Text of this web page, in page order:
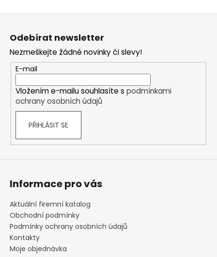
Z
Odebírat newsletter
Nezmeškejte žádné novinky či slevy!
E-mail
Vložením e-mailu souhlasíte s podmínkami
ochrany osobních údajů
PŘIHLÁSIT SE
Informace pro vás
Aktuální firemní katalog
Obchodní podmínky
Podmínky ochrany osobních údajů
Kontakty
Moje objednávka